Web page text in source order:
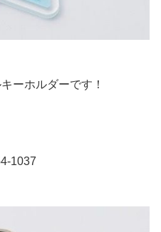
ーホルダーです！
1037